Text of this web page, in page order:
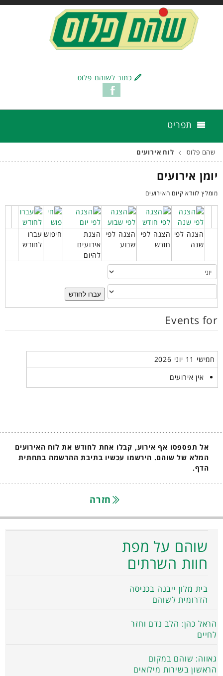
כתוב לשוהם פלוס
תפריט
שהם פלוס לוח אירועים
יומן אירועים
מומלץ לוודא קיום האירועים
הצגה לפי
שנה
הצגה לפי
חודש
הצגה לפי
שבוע
הצגת
אירועים
להיום
חיפוש עברו
לחודש
עברו לחודש
Events for
חמישי 11 יוני 2026
אין אירועים
אל תפספסו אף אירוע, קבלו אחת לחודש את לוח האירועים
המלא של שוהם. הירשמו עכשיו בתיבת ההרשמה בתחתית
הדף.
חזרה
שוהם על מפת
חוות השרתים
בית מלון ייבנה בכניסה
הדרומית לשוהם
הראל כהן: הלב נדם וחזר
לחיים
גאווה: שוהם במקום
הראשון בשירות מילואים